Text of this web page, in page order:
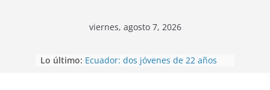
viernes, agosto 7, 2026
Lo último: Ecuador: dos jóvenes de 22 años